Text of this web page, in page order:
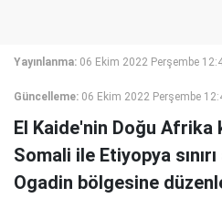
Yayınlanma: 06 Ekim 2022 Perşembe
Güncelleme: 06 Ekim 2022 Perşembe
El Kaide'nin Doğu Afrika
Somali ile Etiyopya
Ogadin bölgesine